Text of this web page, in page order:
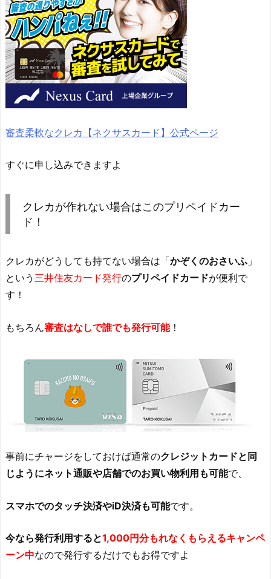
審査柔軟なクレカ【ネクサスカード】公式ページ
すぐに申し込みできますよ
クレカが作れない場合はこのプリペイドカー
ド！
クレカがどうしても持てない場合は「かぞくのおさいふ 」
という 三井住友カード発行のプリペイドカードが便利で
す！
もちろん審査はなしで誰でも発行可能！
事前にチャージをしておけば通常のクレジットカードと同
じようにネット通販や店舗でのお買い物利用も可能で、
スマホでのタッチ決済やiD決済も可能です。
今なら発行利用すると1,000円分もれなくもらえるキャンペ
ーン中なので発行するだけでもお得ですよ